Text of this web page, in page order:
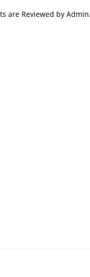
are Reviewed by Admin.